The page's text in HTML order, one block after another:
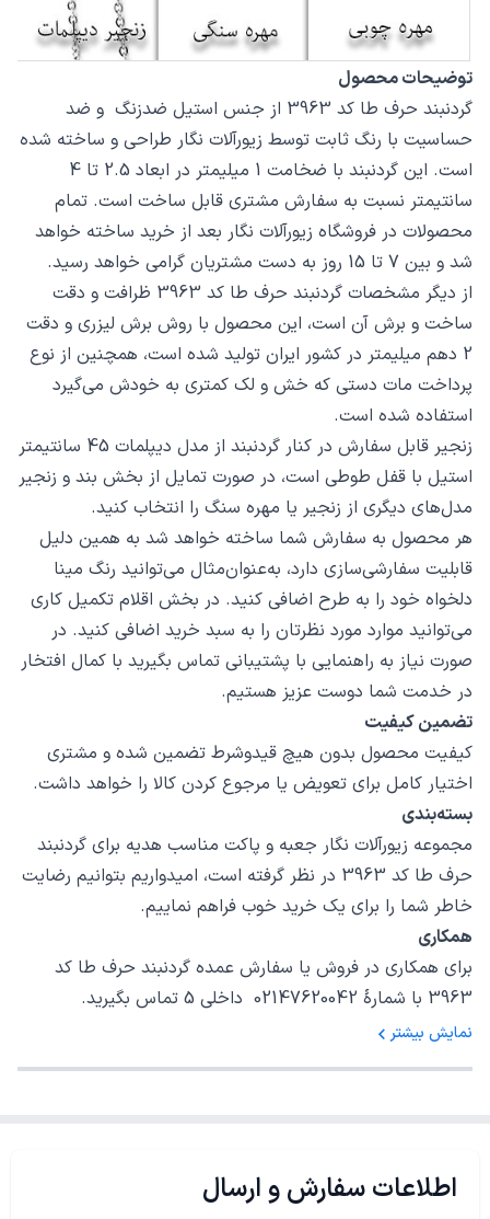
توضیحات محصول
گردنبند حرف طا کد 3963 از جنس استیل ضدزنگ و ضد
حساسیت با رنگ ثابت توسط زیورآلات نگار طراحی و ساخته شده
است. این گردنبند با ضخامت 1 میلیمتر در ابعاد 2.5 تا 4
سانتیمتر نسبت به سفارش مشتری قابل ساخت است. تمام
محصولات در فروشگاه زیورآلات نگار بعد از خرید ساخته خواهد
شد و بین 7 تا 15 روز به دست مشتریان گرامی خواهد رسید.
از دیگر مشخصات گردنبند حرف طا کد 3963 ظرافت و دقت
ساخت و برش آن است، این محصول با روش برش لیزری و دقت
2 دهم میلیمتر در کشور ایران تولید شده است، همچنین از نوع
پرداخت مات دستی که خش و لک کمتری به خودش می‌گیرد
استفاده شده است.
زنجیر قابل سفارش در کنار گردنبند از مدل دیپلمات 45 سانتیمتر
استیل با قفل طوطی است، در صورت تمایل از بخش بند و زنجیر
مدل‌های دیگری از زنجیر یا مهره سنگ را انتخاب کنید.
هر محصول به سفارش شما ساخته خواهد شد به همین دلیل
قابلیت سفارشی‌سازی دارد، به‌عنوان‌مثال می‌توانید رنگ مینا
دلخواه خود را به طرح اضافی کنید. در بخش اقلام تکمیل کاری
می‌توانید موارد مورد نظرتان را به سبد خرید اضافی کنید. در
صورت نیاز به راهنمایی با پشتیبانی تماس بگیرید با کمال افتخار
در خدمت شما دوست عزیز هستیم.
تضمین کیفیت
کیفیت محصول بدون هیچ قیدوشرط تضمین شده و مشتری
اختیار کامل برای تعویض یا مرجوع کردن کالا را خواهد داشت.
بسته‌بندی
مجموعه زیورآلات نگار جعبه و پاکت مناسب هدیه برای گردنبند
حرف طا کد 3963 در نظر گرفته است، امیدواریم بتوانیم رضایت
خاطر شما را برای یک خرید خوب فراهم نماییم.
همکاری
برای همکاری در فروش یا سفارش عمده گردنبند حرف طا کد
3963 با شمارهٔ 02147620042 داخلی 5 تماس بگیرید.
نمایش بیشتر
اطلاعات سفارش و ارسال